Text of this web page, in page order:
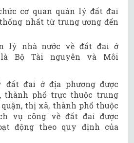
cơ quan quản lý đất đai
nhất từ trung ương đến
lý nhà nước về đất đai ở
Bộ Tài nguyên và Môi
đất đai ở địa phương được
thành phố trực thuộc trung
thị xã, thành phố thuộc
vụ công về đất đai được
động theo quy định của